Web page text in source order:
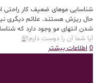
شناسایی موهای ضعیف کار
حال ریزش هستند. علائم دیگری
شدن انتهای مو وجود دارد که
آیا شما آن را دوست دارم؟6
0 اطلاعات بیشتر